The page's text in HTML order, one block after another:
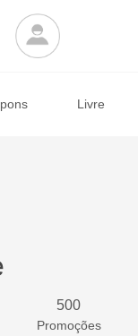
Livre
500
Promoções